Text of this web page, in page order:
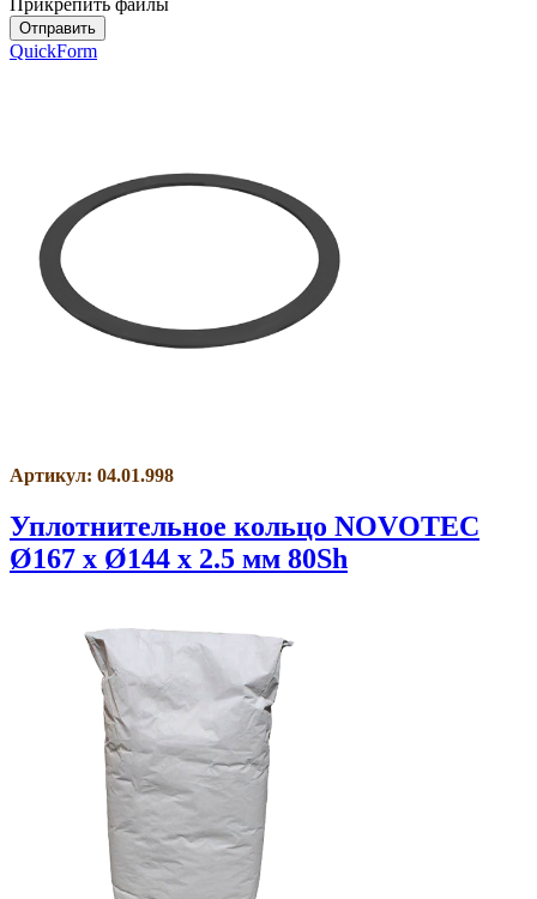
Прикрепить файлы
QuickForm
Артикул: 04.01.998
Уплотнительное кольцо NOVOTEC
Ø167 x Ø144 x 2.5 мм 80Sh